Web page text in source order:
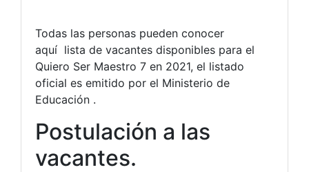
Todas las personas pueden conocer
aquí lista de vacantes disponibles para el
Quiero Ser Maestro 7 en 2021, el listado
oficial es emitido por el Ministerio de
Educación .
Postulación a las
vacantes.